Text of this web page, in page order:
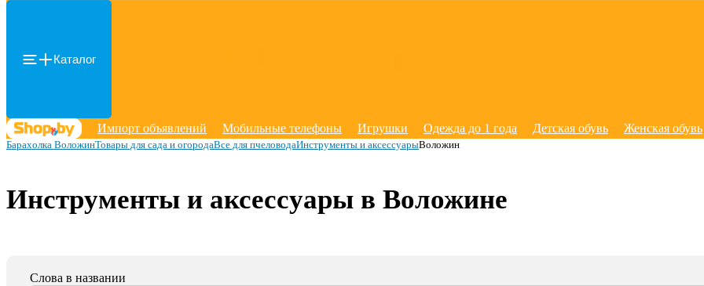
Каталог
Импорт объявлений Мобильные телефоны Игрушки Одежда до 1 года Детская обувь Женская обувь
Барахолка ВоложинТовары для сада и огородаВсе для пчеловодаИнструменты и аксессуарыВоложин
Инструменты и аксессуары в Воложине
Слова в названии